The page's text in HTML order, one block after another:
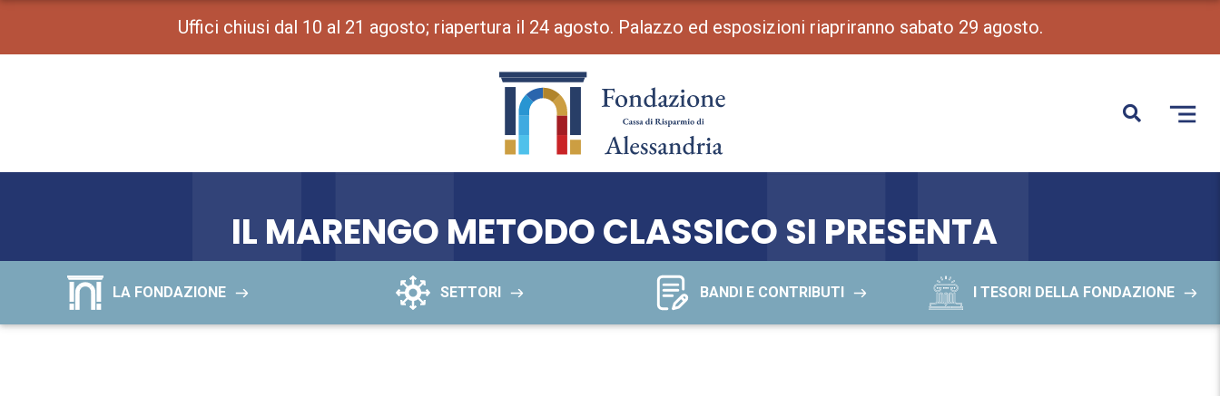
Uffici chiusi dal 10 al 21 agosto; riapertura il 24 agosto. Palazzo ed esposizioni riapriranno sabato 29 agosto.
IL MARENGO METODO CLASSICO SI PRESENTA
LA FONDAZIONE SETTORI BANDI E CONTRIBUTI I TESORI DELLA FONDAZIONE